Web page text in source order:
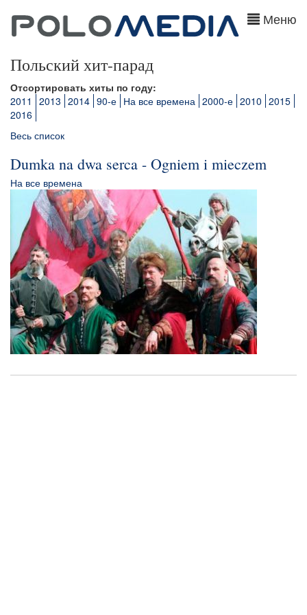
Меню
Польский хит-парад
Отсортировать хиты по году:
2011
2013 2014 90-е На все времена 2000-е 2010 2015
2016
Весь список
Dumka na dwa serca - Ogniem i mieczem
На все времена